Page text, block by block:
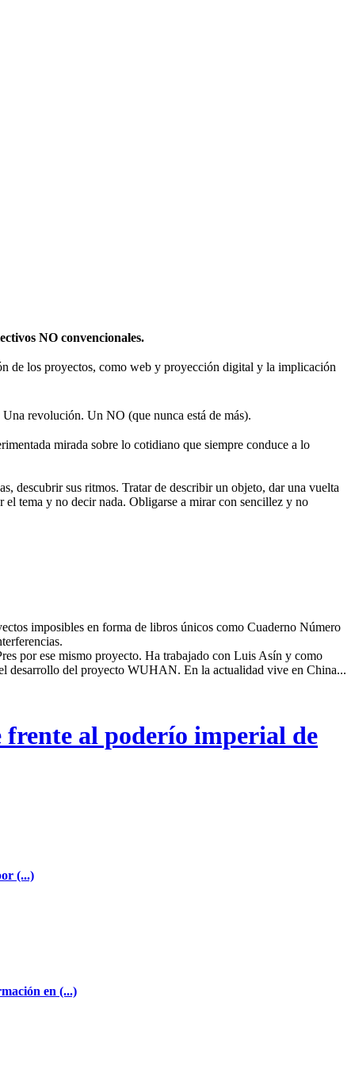
NO convencionales.
de los proyectos, como web y proyección digital y la implicación
revolución. Un NO (que nunca está de más).
mirada sobre lo cotidiano que siempre conduce a lo
descubrir sus ritmos. Tratar de describir un objeto, dar una vuelta
tema y no decir nada. Obligarse a mirar con sencillez y no
imposibles en forma de libros únicos como Cuaderno Número
por ese mismo proyecto. Ha trabajado con Luis Asín y como
desarrollo del proyecto WUHAN. En la actualidad vive en China...
frente al poderío imperial de
(...)
en (...)